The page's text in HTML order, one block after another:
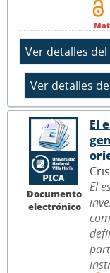
Documento
electrónico
El
El